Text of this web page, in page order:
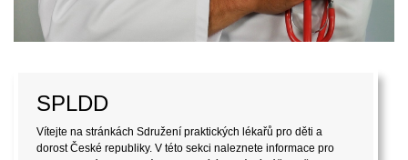
SPLDD
Vítejte na stránkách Sdružení praktických lékařů pro děti a
dorost České republiky. V této sekci naleznete informace pro